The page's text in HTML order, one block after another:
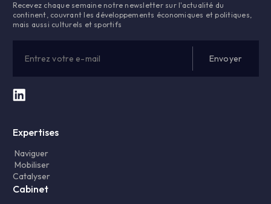
Recevez chaque semaine notre newsletter sur l'actualité du
continent, couvrant les développements économiques et politiques,
mais aussi culturels et sportifs
Expertises
Naviguer
Mobiliser
Catalyser
Cabinet